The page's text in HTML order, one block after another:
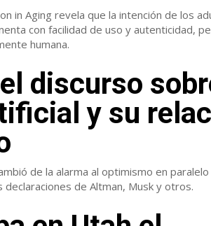
in Aging revela que la intención de los
con facilidad de uso y autenticidad,
humana.
discurso
y su
de la alarma al optimismo en paralelo
de Altman, Musk y otros.